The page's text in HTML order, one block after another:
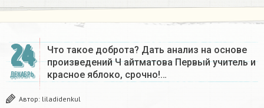
24
ДЕКАБРЬ
Что такое доброта? Дать анализ на основе
произведений Ч айтматова Первый учитель и
красное яблоко, срочно!…
Автор: liladidenkul